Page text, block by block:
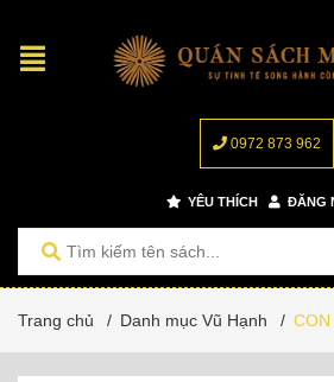
0972 873 962
YÊU THÍCH ĐĂNG
Trang chủ / Danh mục Vũ Hạnh / CON